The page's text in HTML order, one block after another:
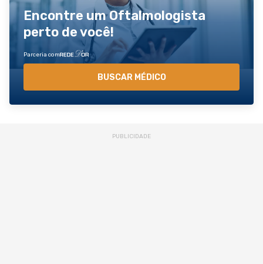
Encontre um Oftalmologista
perto de você!
Parceria com
BUSCAR MÉDICO